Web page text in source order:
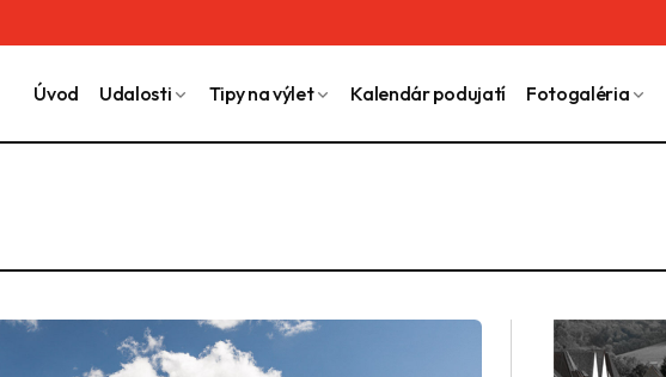
Úvod Udalosti Tipy na výlet Kalendár podujatí Fotogaléria